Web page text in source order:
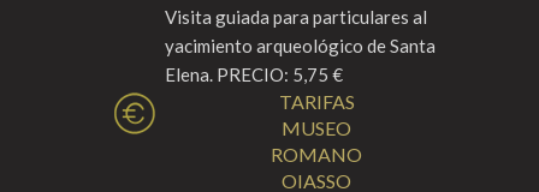
Visita guiada para particulares al
yacimiento arqueológico de Santa
Elena. PRECIO: 5,75 €
TARIFAS
MUSEO
ROMANO
OIASSO